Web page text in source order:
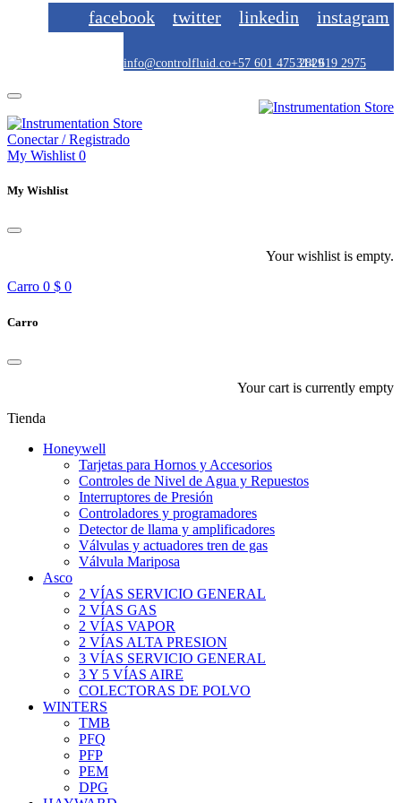
facebook twitter linkedin instagram
info@controlfluid.co+57 601 475 2829314 619 2975
Conectar / Registrado
My Wishlist 0
My Wishlist
Your wishlist is empty.
Carro 0 $ 0
Carro
Your cart is currently empty
Tienda
Honeywell
Tarjetas para Hornos y Accesorios
Controles de Nivel de Agua y Repuestos
Interruptores de Presión
Controladores y programadores
Detector de llama y amplificadores
Válvulas y actuadores tren de gas
Válvula Mariposa
Asco
2 VÍAS SERVICIO GENERAL
2 VÍAS GAS
2 VÍAS VAPOR
2 VÍAS ALTA PRESION
3 VÍAS SERVICIO GENERAL
3 Y 5 VÍAS AIRE
COLECTORAS DE POLVO
WINTERS
TMB
PFQ
PFP
PEM
DPG